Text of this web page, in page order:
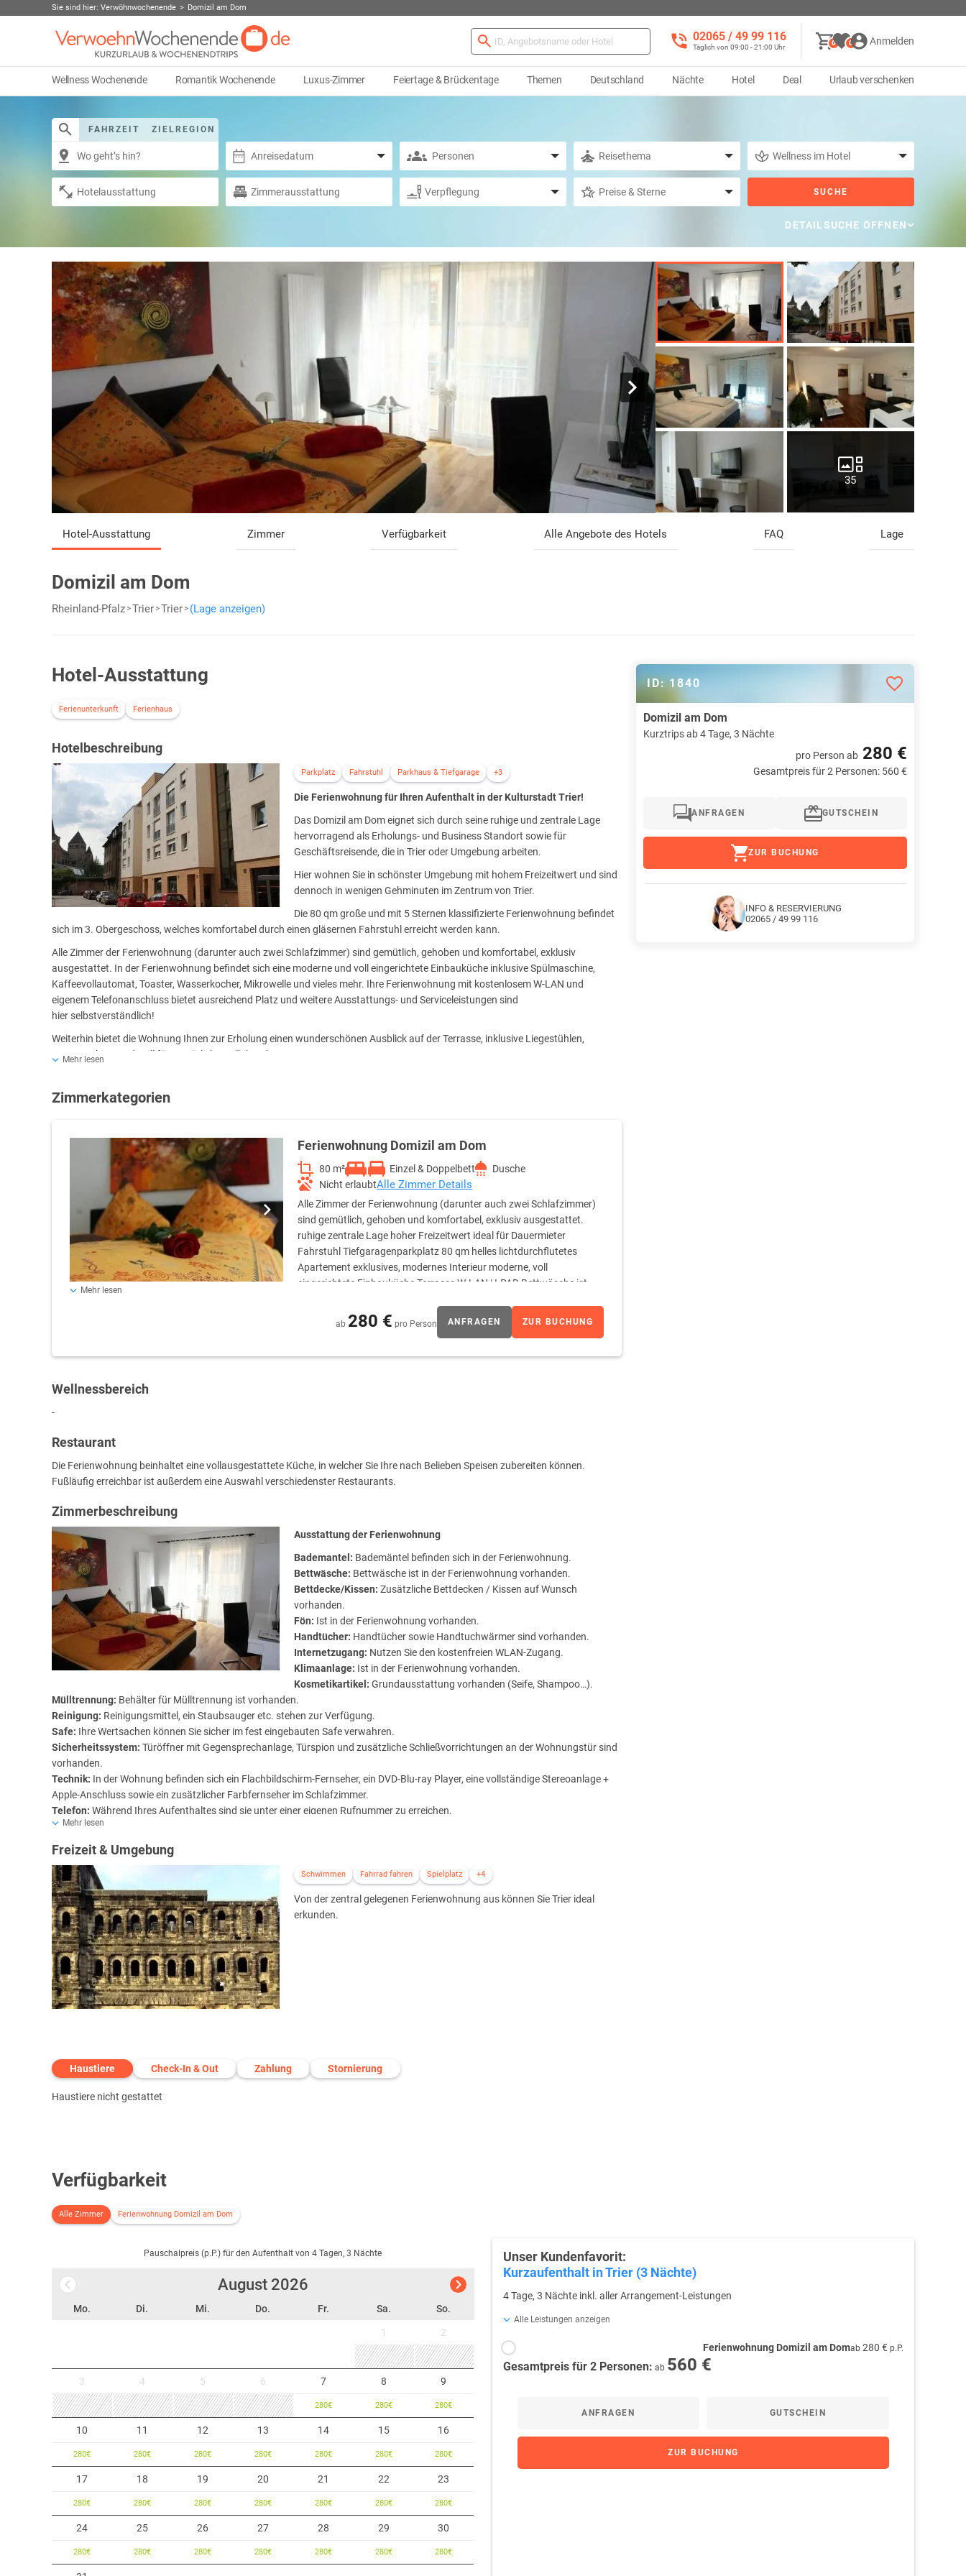
Sie sind hier: Verwöhnwochenende Domizil am Dom
02065 / 49 ‌99 116
Täglich von 09:00 - 21:00 Uhr
0 0 Anmelden
Wellness Wochenende Romantik Wochenende Luxus-Zimmer Feiertage & Brückentage Themen Deutschland Nächte Hotel Deal Urlaub verschenken
FAHRZEIT ZIELREGION
SUCHE
DETAILSUCHE ÖFFNEN
35
Hotel-Ausstattung Zimmer Verfügbarkeit Alle Angebote des Hotels FAQ Lage
Domizil am Dom
Rheinland-Pfalz Trier Trier (Lage anzeigen)
Hotel-Ausstattung
Ferienunterkunft Ferienhaus
Hotelbeschreibung
Parkplatz Fahrstuhl Parkhaus & Tiefgarage +3
Die Ferienwohnung für Ihren Aufenthalt in der Kulturstadt Trier!
Das Domizil am Dom eignet sich durch seine ruhige und zentrale Lage
hervorragend als Erholungs- und Business Standort sowie für
Geschäftsreisende, die in Trier oder Umgebung arbeiten.
Hier wohnen Sie in schönster Umgebung mit hohem Freizeitwert und sind
dennoch in wenigen Gehminuten im Zentrum von Trier.
Die 80 qm große und mit 5 Sternen klassifizierte Ferienwohnung befindet
sich im 3. Obergeschoss, welches komfortabel durch einen gläsernen Fahrstuhl erreicht werden kann.
Alle Zimmer der Ferienwohnung (darunter auch zwei Schlafzimmer) sind gemütlich, gehoben und komfortabel, exklusiv
ausgestattet. In der Ferienwohnung befindet sich eine moderne und voll eingerichtete Einbauküche inklusive Spülmaschine,
Kaffeevollautomat, Toaster, Wasserkocher, Mikrowelle und vieles mehr. Ihre Ferienwohnung mit kostenlosem W-LAN und
eigenem Telefonanschluss bietet ausreichend Platz und weitere Ausstattungs- und Serviceleistungen sind
hier selbstverständlich!
Weiterhin bietet die Wohnung Ihnen zur Erholung einen wunderschönen Ausblick auf der Terrasse, inklusive Liegestühlen,
Sonnenschirm und Grill für gemütliche Grillabende.
Mehr lesen
Zimmerkategorien
Ferienwohnung Domizil am Dom
80 m² Einzel & Doppelbett
Dusche
Nicht erlaubtAlle Zimmer Details
Alle Zimmer der Ferienwohnung (darunter auch zwei Schlafzimmer)
sind gemütlich, gehoben und komfortabel, exklusiv ausgestattet.
ruhige zentrale Lage hoher Freizeitwert ideal für Dauermieter
Fahrstuhl Tiefgaragenparkplatz 80 qm helles lichtdurchflutetes
Apartement exklusives, modernes Interieur moderne, voll
eingerichtete Einbauküche Terrasse W-LAN | I-PAD Bettwäsche ist
Mehr lesen
ab 280 € pro Person ANFRAGEN ZUR BUCHUNG
Wellnessbereich
-
Restaurant
Die Ferienwohnung beinhaltet eine vollausgestattete Küche, in welcher Sie Ihre nach Belieben Speisen zubereiten können.
Fußläufig erreichbar ist außerdem eine Auswahl verschiedenster Restaurants.
Zimmerbeschreibung
Ausstattung der Ferienwohnung
Bademantel: Bademäntel befinden sich in der Ferienwohnung.
Bettwäsche: Bettwäsche ist in der Ferienwohnung vorhanden.
Bettdecke/Kissen:Zusätzliche Bettdecken / Kissen auf Wunsch
vorhanden.
Fön: Ist in der Ferienwohnung vorhanden.
Handtücher: Handtücher sowie Handtuchwärmer sind vorhanden.
Internetzugang: Nutzen Sie den kostenfreien WLAN-Zugang.
Klimaanlage: Ist in der Ferienwohnung vorhanden.
Kosmetikartikel:Grundausstattung vorhanden (Seife, Shampoo…).
Mülltrennung: Behälter für Mülltrennung ist vorhanden.
Reinigung: Reinigungsmittel, ein Staubsauger etc. stehen zur Verfügung.
Safe: Ihre Wertsachen können Sie sicher im fest eingebauten Safe verwahren.
Sicherheitssystem: Türöffner mit Gegensprechanlage, Türspion und zusätzliche Schließvorrichtungen an der Wohnungstür sind
vorhanden.
Technik: In der Wohnung befinden sich ein Flachbildschirm-Fernseher, ein DVD-Blu-ray Player, eine vollständige Stereoanlage +
Apple-Anschluss sowie ein zusätzlicher Farbfernseher im Schlafzimmer.
Telefon: Während Ihres Aufenthaltes sind sie unter einer eigenen Rufnummer zu erreichen.
Wecker:Ein Wecker ist im Schlafzimmer vorhanden.
Waschmöglichkeiten:
befindet sich in den Kellerräumen.
Verdunklungsmöglichkeiten:
Sind in allen Zimmern vorhanden.
Mehr lesen
Freizeit & Umgebung
Schwimmen Fahrrad fahren Spielplatz +4
Von der zentral gelegenen Ferienwohnung aus können Sie Trier ideal
erkunden.
Haustiere Check-In & Out Zahlung Stornierung
Haustiere nicht gestattet
ID: 1840
Domizil am Dom
Kurztrips ab 4 Tage, 3 Nächte
pro Person ab 280 €
Gesamtpreis für 2 Personen: 560 €
ANFRAGEN GUTSCHEIN
ZUR BUCHUNG
INFO & RESERVIERUNG
02065 / 49 99 116
Verfügbarkeit
Alle Zimmer Ferienwohnung Domizil am Dom
Pauschalpreis (p.P.) für den Aufenthalt von 4 Tagen, 3 Nächte
August 2026
Mo. Di. Mi. Do. Fr. Sa. So.
1 2
3 4 5 6 7
280€
8
280€
9
280€
10
280€
11
280€
12
280€
13
280€
14
280€
15
280€
16
280€
17
280€
18
280€
19
280€
20
280€
21
280€
22
280€
23
280€
24
280€
25
280€
26
280€
27
280€
28
280€
29
280€
30
280€
Unser Kundenfavorit:
Kurzaufenthalt in Trier (3 Nächte)
4 Tage, 3 Nächte inkl. aller Arrangement-Leistungen
Alle Leistungen anzeigen
Ferienwohnung Domizil am Domab 280 € p.P.
Gesamtpreis für 2 Personen: ab 560 €
ANFRAGEN GUTSCHEIN
ZUR BUCHUNG